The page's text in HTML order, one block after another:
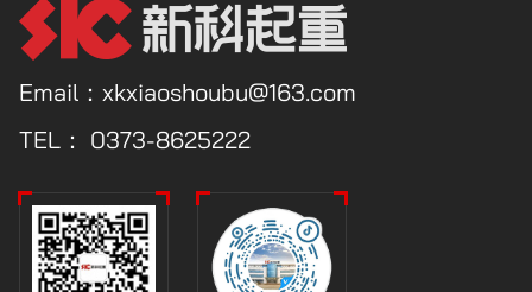
Email：xkxiaoshoubu@163.com
TEL： 0373-8625222